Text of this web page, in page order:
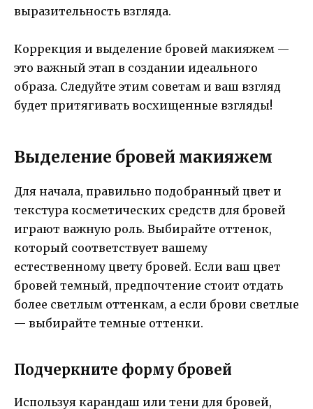
выразительность взгляда.
Коррекция и выделение бровей макияжем —
это важный этап в создании идеального
образа. Следуйте этим советам и ваш взгляд
будет притягивать восхищенные взгляды!
Выделение бровей макияжем
Для начала, правильно подобранный цвет и
текстура косметических средств для бровей
играют важную роль. Выбирайте оттенок,
который соответствует вашему
естественному цвету бровей. Если ваш цвет
бровей темный, предпочтение стоит отдать
более светлым оттенкам, а если брови светлые
— выбирайте темные оттенки.
Подчеркните форму бровей
Используя карандаш или тени для бровей,